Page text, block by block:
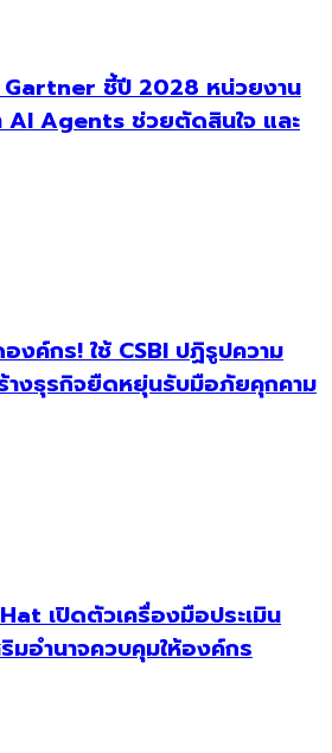
ชี้ปี 2028 หน่วยงาน
AI Agents ช่วยตัดสินใจ และ
ค์กร! ใช้ CSBI ปฏิรูปความ
างธุรกิจยืดหยุ่นรับมือภัยคุกคาม
เปิดตัวเครื่องมือประเมิน
มอำนาจควบคุมให้องค์กร